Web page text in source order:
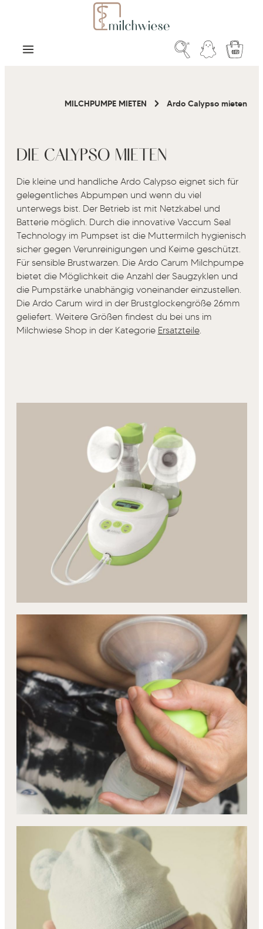
Zum Hauptinhalt springen
MILCHPUMPE MIETEN Ardo Calypso mieten
DIE CALYPSO MIETEN
Die kleine und handliche Ardo Calypso eignet sich für
gelegentliches Abpumpen und wenn du viel
unterwegs bist. Der Betrieb ist mit Netzkabel und
Batterie möglich. Durch die innovative Vaccum Seal
Technology im Pumpset ist die Muttermilch hygienisch
sicher gegen Verunreinigungen und Keime geschützt.
Für sensible Brustwarzen. Die Ardo Carum Milchpumpe
bietet die Möglichkeit die Anzahl der Saugzyklen und
die Pumpstärke unabhängig voneinander einzustellen.
Die Ardo Carum wird in der Brustglockengröße 26mm
geliefert. Weitere Größen findest du bei uns im
Milchwiese Shop in der Kategorie Ersatzteile.